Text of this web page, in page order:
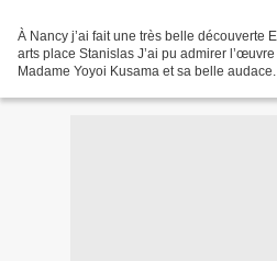
À Nancy j’ai fait une très belle découverte
arts place Stanislas J’ai pu admirer l’œuvre
Madame Yoyoi Kusama et sa belle